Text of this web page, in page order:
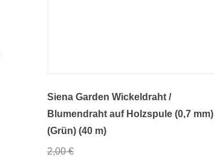
Siena Garden Wickeldraht /
Blumendraht auf Holzspule (0,7 mm)
(Grün) (40 m)
2,00 €